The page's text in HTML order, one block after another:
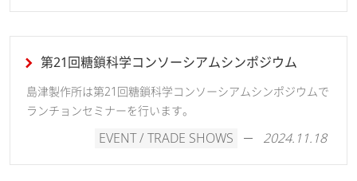
第21回糖鎖科学コンソーシアムシンポジウム
島津製作所は第21回糖鎖科学コンソーシアムシンポジウムで
ランチョンセミナーを行います。
EVENT / TRADE SHOWS 2024.11.18